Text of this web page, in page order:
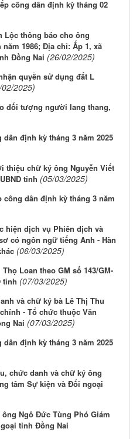
công dân định kỳ tháng 02
Lộc thông báo cho ông
1986; Địa chỉ: Ấp 1, xã
Đồng Nai (26/02/2025)
quyền sử dụng đất L
2025)
đối tượng người lang thang,
định kỳ tháng 3 năm 2025
thiệu chữ ký ông Nguyễn Viết
tỉnh (05/03/2025)
dân định kỳ tháng 3 năm
hiện dịch vụ Phiên dịch và
có ngôn ngữ tiếng Anh - Hàn
(06/03/2025)
Loan theo GM số 143/GM-
tỉnh (07/03/2025)
và chữ ký bà Lê Thị Thu
- Tổ chức thuộc Văn
Nai (07/03/2025)
định kỳ tháng 3 năm 2025
chức danh và chữ ký ông
tâm Sự kiện và Đối ngoại
Ngô Đức Tùng Phó Giám
tỉnh Đồng Nai